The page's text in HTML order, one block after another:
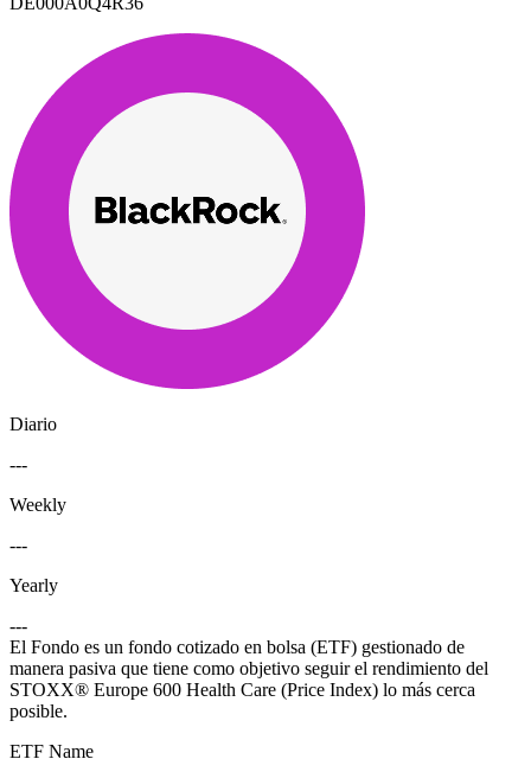
Diario
---
Weekly
---
Yearly
---
El Fondo es un fondo cotizado en bolsa (ETF) gestionado de
manera pasiva que tiene como objetivo seguir el rendimiento del
STOXX® Europe 600 Health Care (Price Index) lo más cerca
posible.
ETF Name